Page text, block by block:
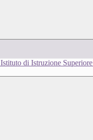
Istituto di Istruzione Superiore